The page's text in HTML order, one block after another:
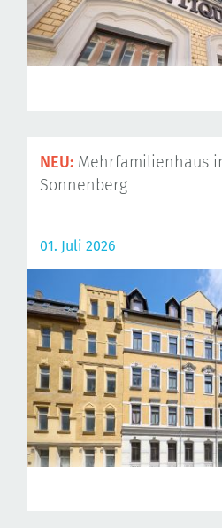
NEU: Mehrfamilienhaus
Sonnenberg
01. Juli 2026